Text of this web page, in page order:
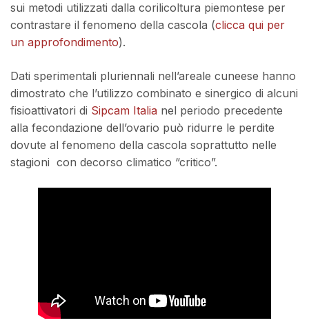
sui metodi utilizzati dalla corilicoltura piemontese per
contrastare il fenomeno della cascola (clicca qui per
un approfondimento).
Dati sperimentali pluriennali nell’areale cuneese hanno
dimostrato che l’utilizzo combinato e sinergico di alcuni
fisioattivatori di Sipcam Italia nel periodo precedente
alla fecondazione dell’ovario può ridurre le perdite
dovute al fenomeno della cascola soprattutto nelle
stagioni con decorso climatico “critico”.